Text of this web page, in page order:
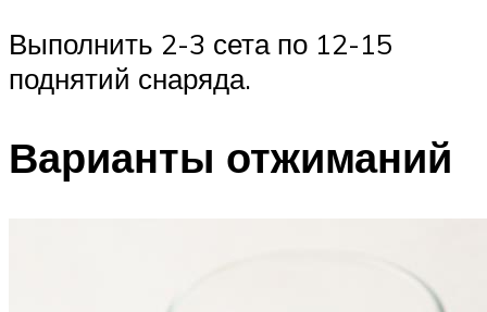
Выполнить 2-3 сета по 12-15
поднятий снаряда.
Варианты отжиманий